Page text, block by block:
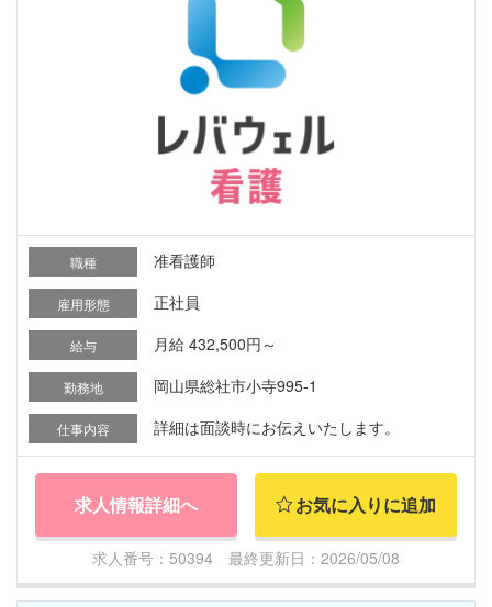
職種 准看護師
雇用形態 正社員
給与 月給 432,500円～
勤務地 岡山県総社市小寺995-1
仕事内容 詳細は面談時にお伝えいたします。
求人情報詳細へ お気に入りに追加
求人番号：50394 最終更新日：2026/05/08